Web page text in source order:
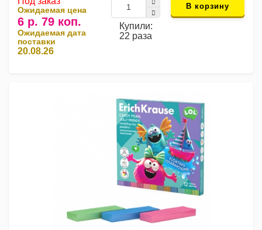
Ожидаемая цена
6 р. 79 коп.
Ожидаемая дата
поставки
20.08.26
Купили:
22 раза
В корзину